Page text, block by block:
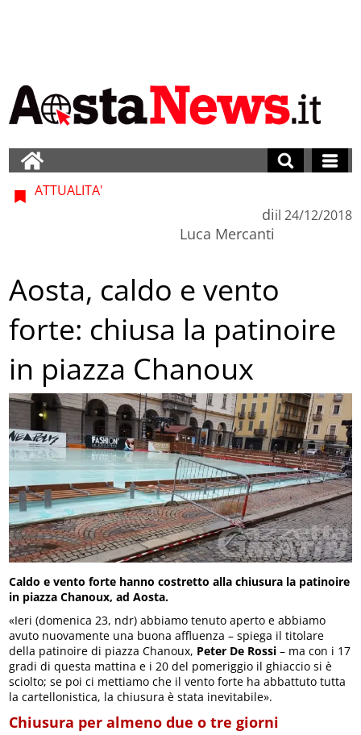
ATTUALITA'
di
Luca Mercanti
il 24/12/2018
Aosta, caldo e vento
forte: chiusa la patinoire
in piazza Chanoux
Caldo e vento forte hanno costretto alla chiusura la patinoire
in piazza Chanoux, ad Aosta.
«Ieri (domenica 23, ndr) abbiamo tenuto aperto e abbiamo
avuto nuovamente una buona affluenza – spiega il titolare
della patinoire di piazza Chanoux, Peter De Rossi – ma con i 17
gradi di questa mattina e i 20 del pomeriggio il ghiaccio si è
sciolto; se poi ci mettiamo che il vento forte ha abbattuto tutta
la cartellonistica, la chiusura è stata inevitabile».
Chiusura per almeno due o tre giorni